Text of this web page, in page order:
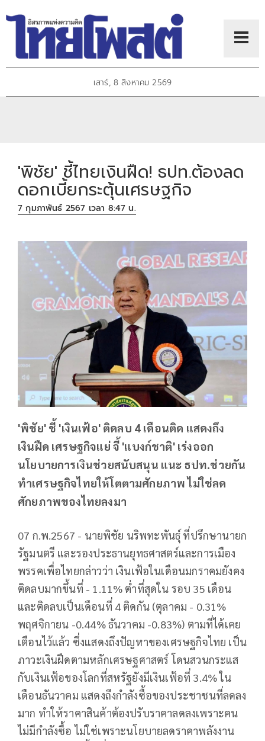
เสาร์, 8 สิงหาคม 2569
'พิชัย' ชี้ไทยเงินฝืด! ธปท.ต้องลด
ดอกเบี้ยกระตุ้นเศรษฐกิจ
7 กุมภาพันธ์ 2567 เวลา 8:47 น.
'พิชัย' ชี้ 'เงินเฟ้อ' ติดลบ 4 เดือนติด แสดงถึง
เงินฝืด เศรษฐกิจแย่ จี้ 'แบงก์ชาติ' เร่งออก
นโยบายการเงินช่วยสนับสนุน แนะ ธปท.ช่วยกัน
ทำเศรษฐกิจไทยให้โตตามศักยภาพ ไม่ใช่ลด
ศักยภาพของไทยลงมา
07 ก.พ.2567 - นายพิชัย นริพทะพันธุ์ ที่ปรึกษานายก
รัฐมนตรี และรองประธานยุทธศาสตร์และการเมือง
พรรคเพื่อไทยกล่าวว่า เงินเฟ้อในเดือนมกราคมยังคง
ติดลบมากขึ้นที่ - 1.11% ต่ำที่สุดใน รอบ 35 เดือน
และติดลบเป็นเดือนที่ 4 ติดกัน (ตุลาคม - 0.31%
พฤศจิกายน -0.44% ธันวาคม -0.83%) ตามที่ได้เคย
เตือนไว้แล้ว ซึ่งแสดงถึงปัญหาของเศรษฐกิจไทย เป็น
ภาวะเงินฝืดตามหลักเศรษฐศาสตร์ โดนสวนกระแส
กับเงินเฟ้อของโลกที่สหรัฐยังมีเงินเฟ้อที่ 3.4% ใน
เดือนธันวาคม แสดงถึงกำลังซื้อของประชาชนที่ลดลง
มาก ทำให้ราคาสินค้าต้องปรับราคาลดลงเพราะคน
ไม่มีกำลังซื้อ ไม่ใช่เพราะนโยบายลดราคาพลังงาน